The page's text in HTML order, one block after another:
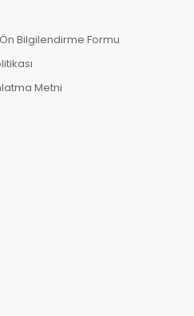
Bilgilendirme Formu
Metni